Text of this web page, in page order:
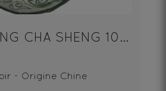
PU‘ERH BEENG CHA SHENG 100g
- Origine Chine